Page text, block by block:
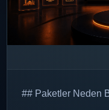
## Paketler Neden